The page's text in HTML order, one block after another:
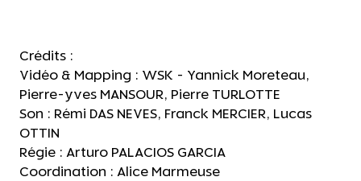
Crédits :
Vidéo & Mapping : WSK - Yannick Moreteau,
Pierre-yves MANSOUR, Pierre TURLOTTE
Son : Rémi DAS NEVES, Franck MERCIER, Lucas
OTTIN
Régie : Arturo PALACIOS GARCIA
Coordination : Alice Marmeuse